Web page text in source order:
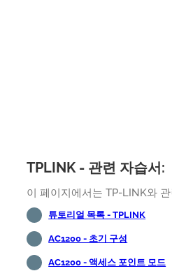
TPLINK - 관련 자습서:
이 페이지에서는 TP-LINK와
튜토리얼 목록 - TPLINK
AC1200 - 초기 구성
AC1200 - 액세스 포인트 모드